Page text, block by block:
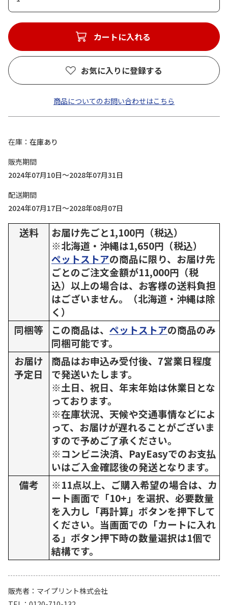
カートに入れる
お気に入りに登録する
商品についてのお問い合わせはこちら
在庫
在庫あり
販売期間
2024年07月10日～2028年07月31日
配送期間
2024年07月17日～2028年08月07日
送料
お届け先ごと1,100円（税込）
※北海道・沖縄は1,650円（税込）
ペットストアの商品に限り、お届け先
ごとのご注文金額が11,000円（税
込）以上の場合は、お客様の送料負担
はございません。（北海道・沖縄は除
く）
同梱等
この商品は、 ペットストアの商品のみ
同梱可能です。
お届け
予定日
商品はお申込み受付後、7営業日程度
で発送いたします。
※土日、祝日、年末年始は休業日とな
っております。
※在庫状況、天候や交通事情などによ
って、お届けが遅れることがございま
すので予めご了承ください。
※コンビニ決済、PayEasyでのお支払
いはご入金確認後の発送となります。
備考
※11点以上、ご購入希望の場合は、カ
ート画面で「10+」を選択、必要数量
を入力し「再計算」ボタンを押下して
ください。当画面での「カートに入れ
る」ボタン押下時の数量選択は1個で
結構です。
販売者
マイプリント株式会社